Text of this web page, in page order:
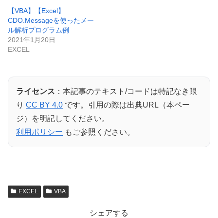
【VBA】【Excel】
CDO.Messageを使ったメー
ル解析プログラム例
2021年1月20日
EXCEL
ライセンス ：本記事のテキスト/コードは特記なき限
り CC BY 4.0 です。引用の際は出典URL（本ペー
ジ）を明記してください。
利用ポリシー もご参照ください。
EXCEL VBA
シェアする